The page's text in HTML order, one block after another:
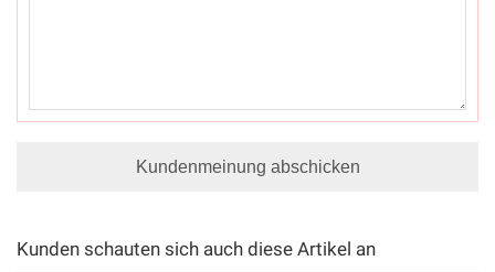
Kundenmeinung abschicken
Kunden schauten sich auch diese Artikel an